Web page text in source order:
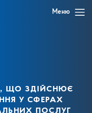
Меню
що здійснює
у сферах
послуг